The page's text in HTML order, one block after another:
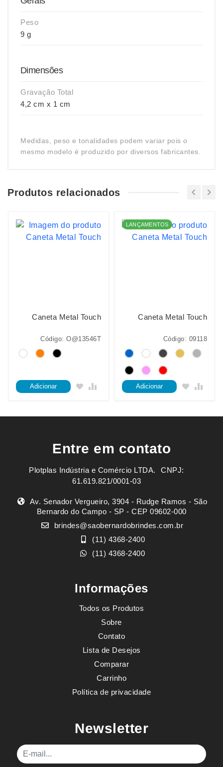
Peso
9 g
Dimensões
Gravação Total
4,2 cm x 1 cm
Medidas, peso e tonalidades podem variar pois o
mesmo modelo é produzido por diversos fabricantes.
Produtos relacionados
Caneta Metal Touch
Código: O@13546T
Adicionar
LANÇAMENTOS
Caneta Metal Touch
Código: 09118
Adicionar
Entre em contato
Plotplas Indústria e Comércio LTDA. ㅤㅤㅤ CNPJ:
61.619.821/0001-03
Av. Senador Vergueiro, 3904 - Rudge Ramos - São
Bernardo do Campo - SP - CEP 09602-000
brindes@saobernardobrindes.com.br
(11) 4368-2400
(11) 4368-2400
Informações
Todos os Produtos
Sobre
Contato
Lista de Desejos
Comparar
Carrinho
Política de privacidade
Newsletter
E-mail